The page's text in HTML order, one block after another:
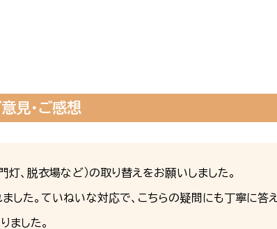
見・ご感想
灯、脱衣場など）の取り替えをお願いしました。
した。ていねいな対応で、こちらの疑問にも丁寧に答え
ました。